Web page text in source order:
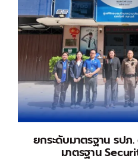
ยกระดับมาตรฐาน รป
มาตรฐาน